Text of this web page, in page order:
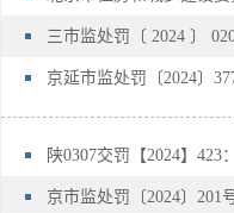
三市监处罚〔 2024 〕
京延市监处罚〔2024〕
陕0307交罚【2024】423
京市监处罚〔2024〕